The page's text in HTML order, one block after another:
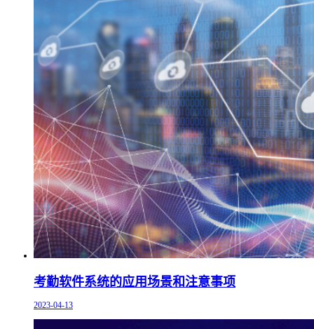
考勤软件系统的应用场景和注意事项
2023-04-13